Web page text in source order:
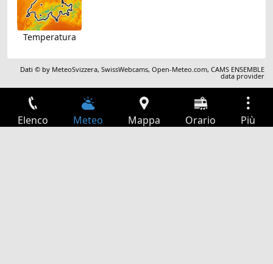
Temperatura
Dati © by MeteoSvizzera,SwissWebcams,Open-Meteo.com,CAMS ENSEMBLE
data provider
Elenco Meteo Mappa Orario Più